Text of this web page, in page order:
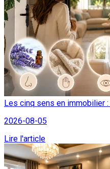
Les cinq sens en immobilier :
2026-08-05
Lire l'article